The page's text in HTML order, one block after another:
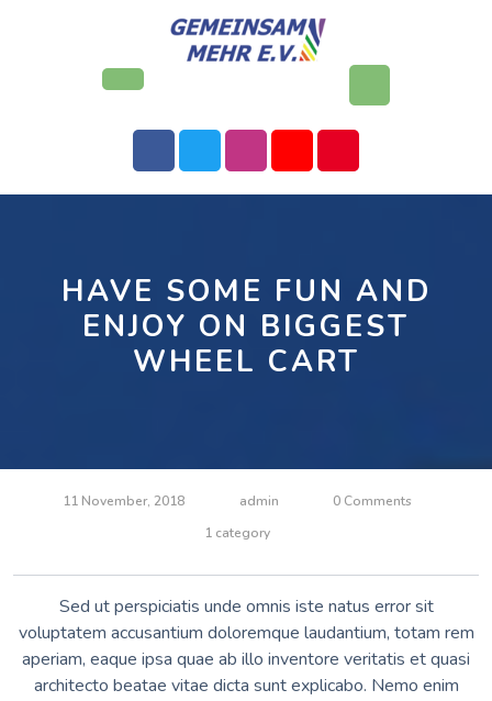
Button
HAVE SOME FUN AND
ENJOY ON BIGGEST
WHEEL CART
11 November, 2018 admin
0 Comments
1 category
Sed ut perspiciatis unde omnis iste natus error sit
voluptatem accusantium doloremque laudantium, totam rem
aperiam, eaque ipsa quae ab illo inventore veritatis et quasi
architecto beatae vitae dicta sunt explicabo. Nemo enim